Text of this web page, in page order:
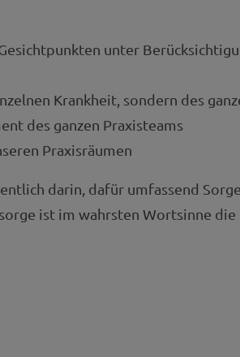
unter
Krankheit, sondern des
des ganzen Praxisteams
Praxisräumen
darin, dafür umfassend
ist im wahrsten Wortsinne